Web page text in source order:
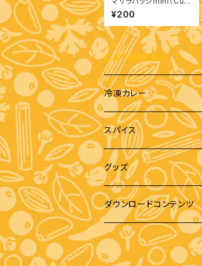
y Color）
¥200
CATEGORY
冷凍カレー
スパイス
グッズ
缶バッジ
エコバッグ
ダウンロードコンテンツ
ペーパークラフト